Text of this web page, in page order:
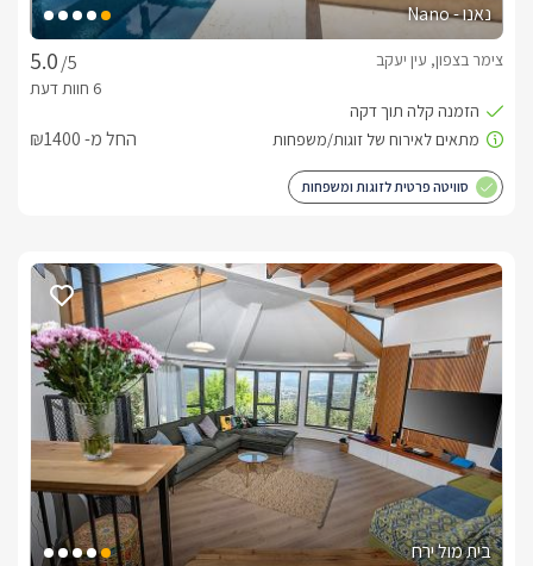
נאנו - Nano
/5
צימר בצפון, עין יעקב
החל מ- ₪1400
סוויטה פרטית לזוגות ומשפחות
בית מול ירח